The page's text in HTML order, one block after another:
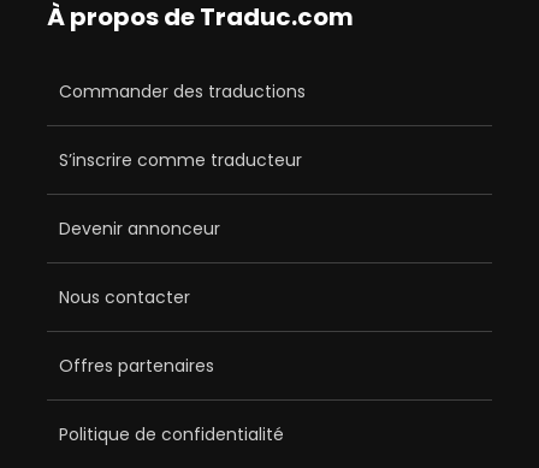
À propos de Traduc.com
Commander des traductions
S’inscrire comme traducteur
Devenir annonceur
Nous contacter
Offres partenaires
Politique de confidentialité